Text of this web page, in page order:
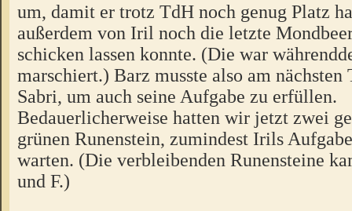
um, damit er trotz TdH noch genug Platz
außerdem von Iril noch die letzte
schicken lassen konnte. (Die war
marschiert.) Barz musste also am nächsten
Sabri, um auch seine Aufgabe zu erfüllen.
Bedauerlicherweise hatten wir jetzt zwei
grünen Runenstein, zumindest Irils
warten. (Die verbleibenden Runensteine
und F.)